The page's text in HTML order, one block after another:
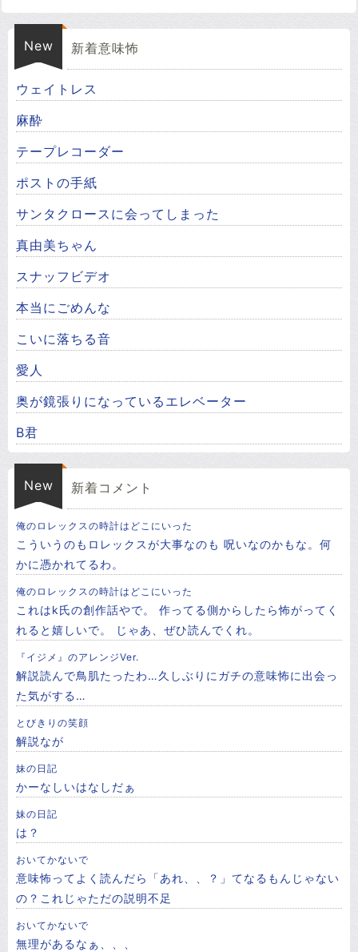
New 新着意味怖
ウェイトレス
麻酔
テープレコーダー
ポストの手紙
サンタクロースに会ってしまった
真由美ちゃん
スナッフビデオ
本当にごめんな
こいに落ちる音
愛人
奥が鏡張りになっているエレベーター
B君
New 新着コメント
俺のロレックスの時計はどこにいった
こういうのもロレックスが大事なのも 呪いなのかもな。何
かに憑かれてるわ。
俺のロレックスの時計はどこにいった
これはk氏の創作話やで。 作ってる側からしたら怖がってく
れると嬉しいで。 じゃあ、ぜひ読んでくれ。
『イジメ』のアレンジVer.
解説読んで鳥肌たったわ…久しぶりにガチの意味怖に出会っ
た気がする…
とびきりの笑顔
解説なが
妹の日記
かーなしいはなしだぁ
妹の日記
は？
おいてかないで
意味怖ってよく読んだら「あれ、、？」てなるもんじゃない
の？これじゃただの説明不足
おいてかないで
無理があるなぁ、、、